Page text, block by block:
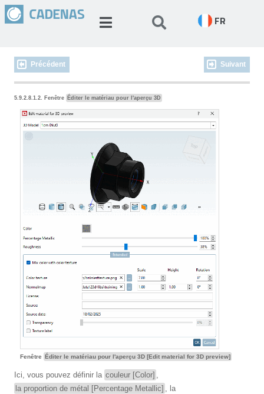
FR
Précédent Suivant
5.9.2.8.1.2. Fenêtre Éditer le matériau pour l'aperçu 3D
Fenêtre Éditer le matériau pour l'aperçu 3D [Edit material for 3D preview]
Ici, vous pouvez définir la couleur [Color] ,
la proportion de métal [Percentage Metallic] , la